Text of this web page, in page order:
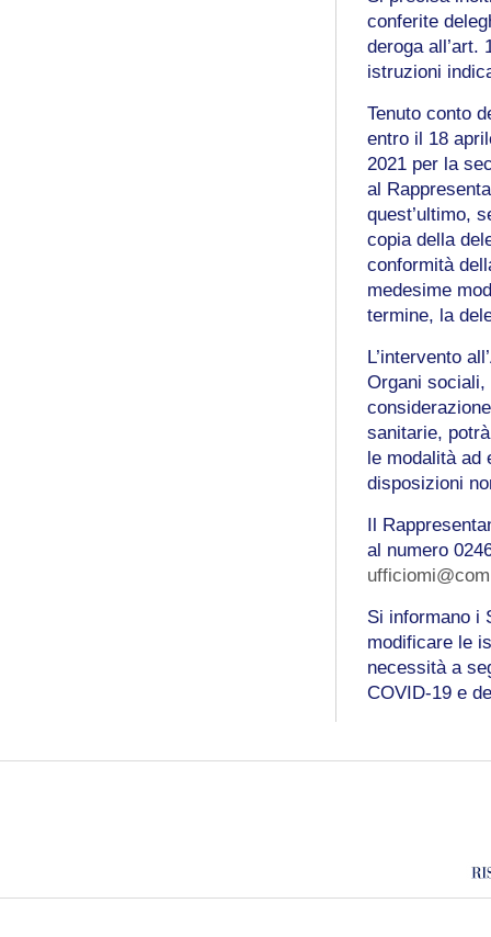
conferite
deroga all’art.
istruzioni
Tenuto conto
entro il 18
2021 per la
al
quest’ultimo,
copia della
conformità
medesime
termine, la
L’intervento
Organi sociali,
sanitarie,
le modalità ad
disposizioni
Il
al numero
Si informano i
modificare le
necessità a
COVID-19 e